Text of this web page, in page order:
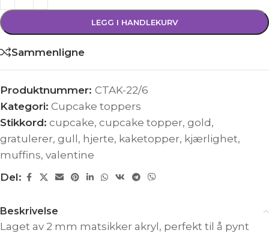
LEGG I HANDLEKURV
Sammenligne
Produktnummer: CTAK-22/6
Kategori: Cupcake toppers
Stikkord: cupcake, cupcake topper, gold ,
gratulerer, gull , hjerte, kaketopper, kjærlighet,
muffins, valentine
Del:
Beskrivelse
Laget av 2 mm matsikker akryl, perfekt til å pynt